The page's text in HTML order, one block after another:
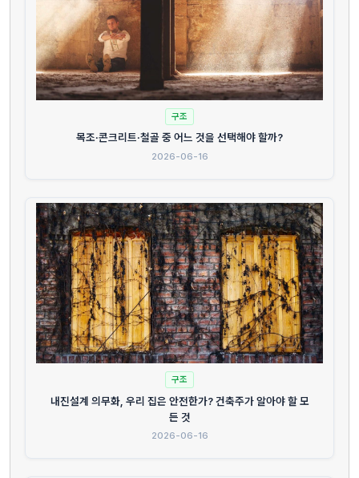
구조
목조·콘크리트·철골 중 어느 것을 선택해야 할까?
2026-06-16
구조
내진설계 의무화, 우리 집은 안전한가? 건축주가 알아야 할 모
든 것
2026-06-16